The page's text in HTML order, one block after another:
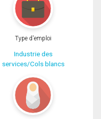
Type d'emploi
Industrie des
services/Cols blancs